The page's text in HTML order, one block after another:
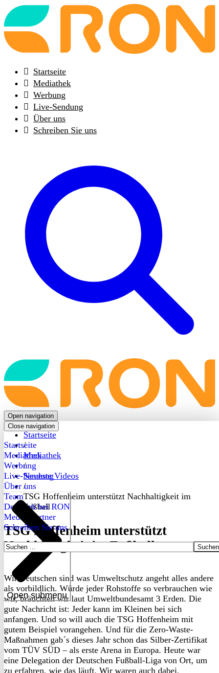
Back
to
frontpage
Startseite
Mediathek
Werbung
Live-Sendung
Über uns
Schreiben Sie uns
Back
to
frontpage
Open navigation
Close navigation
Startseite
Mediathek
Werbung
Live-Sendung
Über uns
Open submenu
Team
Dein Job bei RON
Medienpartner
Schreiben Sie uns
Suchen
Startseite
/
Mediathek
/
Neueste Videos
/
TSG Hoffenheim unterstützt Nachhaltigkeit im
Fußball
TSG Hoffenheim unterstützt
Nachhaltigkeit im Fußball
Wir Deutschen sind was Umweltschutz angeht alles andere
als vorbildlich. Würde jeder Rohstoffe so verbrauchen wie
wir, bräuchten wir laut Umweltbundesamt 3 Erden. Die
gute Nachricht ist: Jeder kann im Kleinen bei sich
anfangen. Und so will auch die TSG Hoffenheim mit
gutem Beispiel vorangehen. Und für die Zero-Waste-
Maßnahmen gab´s dieses Jahr schon das Silber-Zertifikat
vom TÜV SÜD – als erste Arena in Europa. Heute war
eine Delegation der Deutschen Fußball-Liga von Ort, um
zu erfahren, wie das läuft. Wir waren auch dabei.